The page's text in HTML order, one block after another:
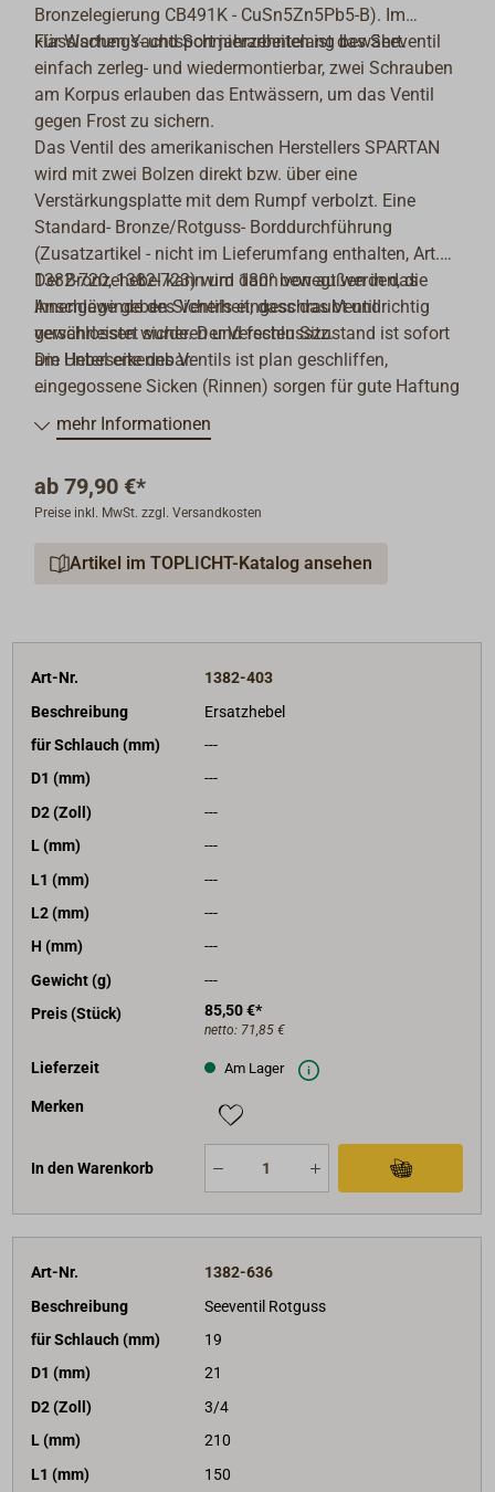
Bronzelegierung CB491K - CuSn5Zn5Pb5-B). Im
klassischen Yachtsport jahrzehntelang bewährt.
Für Wartungs- und Schmierarbeiten ist das Seeventil
einfach zerleg- und wiedermontierbar, zwei Schrauben
am Korpus erlauben das Entwässern, um das Ventil
gegen Frost zu sichern.
Das Ventil des amerikanischen Herstellers SPARTAN
wird mit zwei Bolzen direkt bzw. über eine
Verstärkungsplatte mit dem Rumpf verbolzt. Eine
Standard- Bronze/Rotguss- Borddurchführung
(Zusatzartikel - nicht im Lieferumfang enthalten, Art.
1382-720, 1382-723) wird dann von außen in das
Innengewinde des Ventils eingeschraubt und
gewährleistet sicheren und festen Sitz.
Die Unterseite des Ventils ist plan geschliffen,
eingegossene Sicken (Rinnen) sorgen für gute Haftung
der Dichtungsmasse und für perfekte Dichtigkeit.
Der Bronzehebel kann um 180° bewegt werden, die
Anschläge geben Sicherheit, dass das Ventil richtig
verschlossen wurde. Der Verschlusszustand ist sofort
am Hebel erkennbar.
Zulassung: UL-Marine-Listing (USA).
bestellt werden und sind als Montagezubehör
dringend empfohlen.
mehr Informationen
ab 79,90 €*
Preise inkl. MwSt. zzgl. Versandkosten
Artikel im TOPLICHT-Katalog ansehen
Art-Nr.
1382-403
Beschreibung
Ersatzhebel
für Schlauch (mm)
---
D1 (mm)
---
D2 (Zoll)
---
L (mm)
---
L1 (mm)
---
L2 (mm)
---
H (mm)
---
Gewicht (g)
---
Preis (Stück)
85,50 €*
netto: 71,85 €
Lieferzeit Am Lager
Merken
In den Warenkorb
Art-Nr.
1382-636
Beschreibung
Seeventil Rotguss
für Schlauch (mm)
19
D1 (mm)
21
D2 (Zoll)
3/4
L (mm)
210
L1 (mm)
150